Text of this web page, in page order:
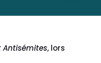
Antisémites, lors